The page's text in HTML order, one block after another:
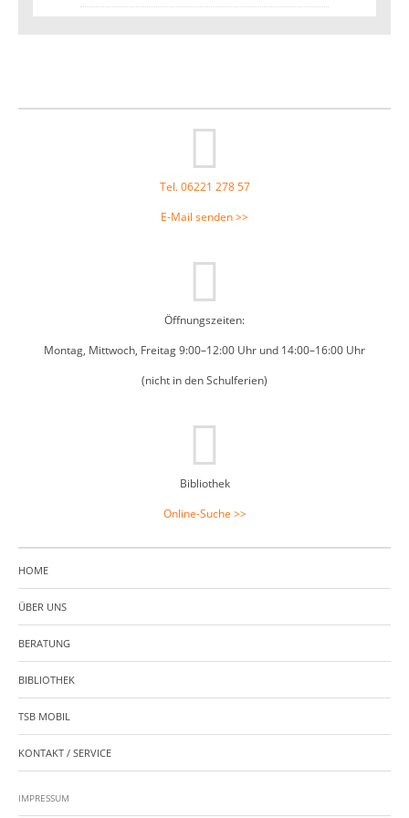
Footer
Tel. 06221 278 57
E-Mail senden >>
Öffnungszeiten:
Montag, Mittwoch, Freitag 9:00–12:00 Uhr und 14:00–16:00 Uhr
(nicht in den Schulferien)
Bibliothek
Online-Suche >>
HOME
ÜBER UNS
BERATUNG
BIBLIOTHEK
TSB MOBIL
KONTAKT / SERVICE
IMPRESSUM